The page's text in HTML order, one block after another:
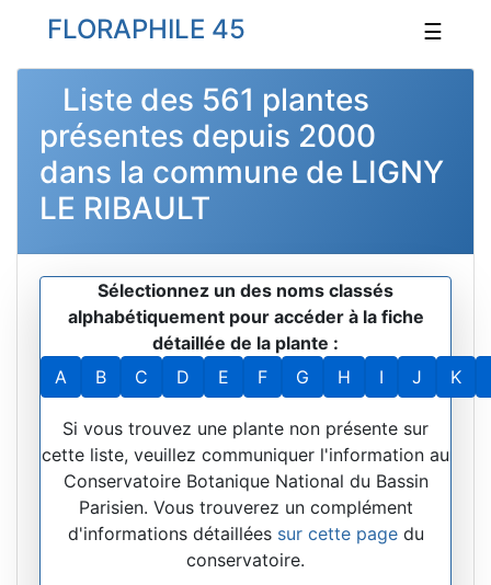
FLORAPHILE 45 ☰
Liste des 561 plantes
présentes depuis 2000
dans la commune de LIGNY
LE RIBAULT
Sélectionnez un des noms classés
alphabétiquement pour accéder à la fiche
détaillée de la plante :
A
B C D E F G H I J K
Si vous trouvez une plante non présente sur
cette liste, veuillez communiquer l'information au
Conservatoire Botanique National du Bassin
Parisien. Vous trouverez un complément
d'informations détaillées sur cette pagedu
conservatoire.